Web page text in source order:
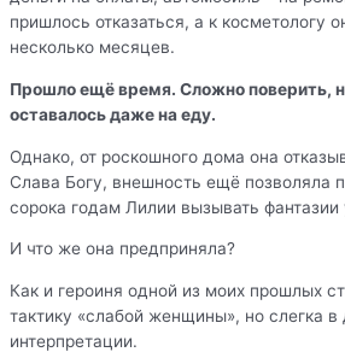
пришлось отказаться, а к косметологу
несколько месяцев.
Прошло ещё время. Сложно поверить,
оставалось даже на еду.
Однако, от роскошного дома она
Слава Богу, внешность ещё позволяла
сорока годам Лилии вызывать
И что же она предприняла?
Как и героиня одной из моих прошлых
тактику «слабой женщины», но слегка в
интерпретации.